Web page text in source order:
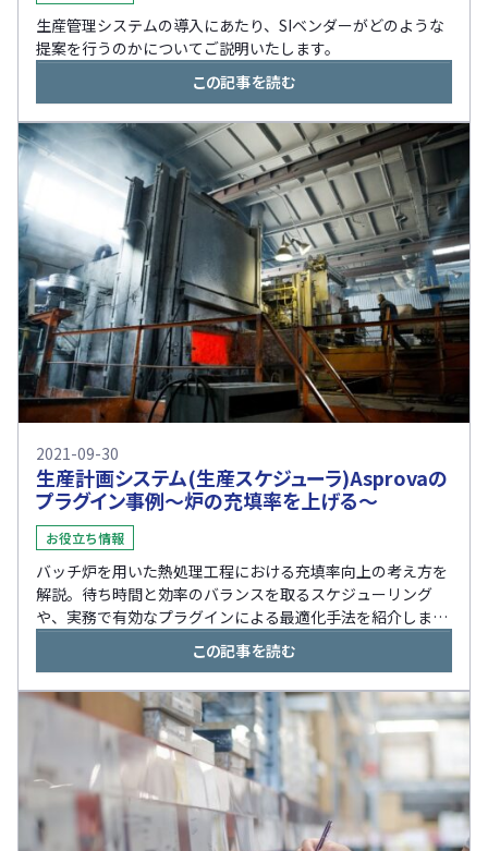
生産管理システムの導入にあたり、SIベンダーがどのような
提案を行うのかについてご説明いたします。
この記事を読む
2021-09-30
生産計画システム(生産スケジューラ)Asprovaの
プラグイン事例～炉の充填率を上げる～
お役立ち情報
バッチ炉を用いた熱処理工程における充填率向上の考え方を
解説。待ち時間と効率のバランスを取るスケジューリング
や、実務で有効なプラグインによる最適化手法を紹介しま
す。
この記事を読む